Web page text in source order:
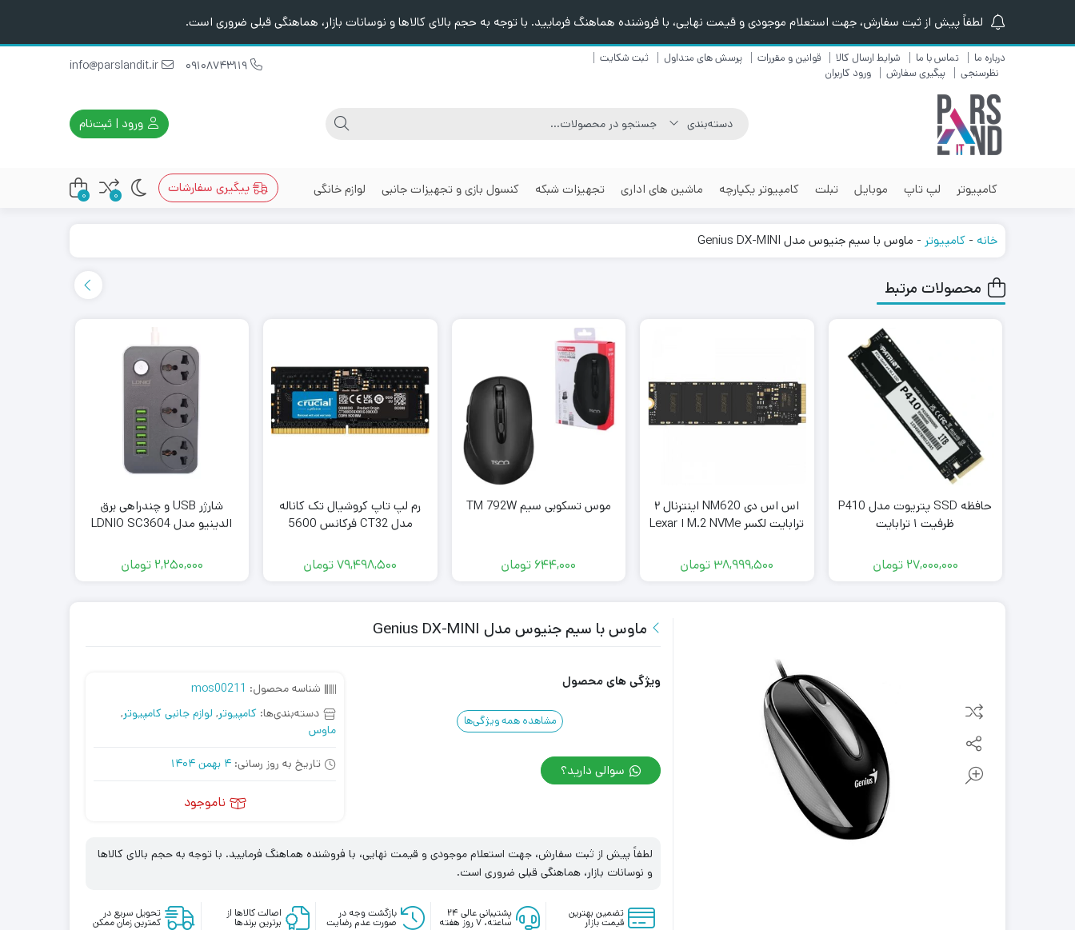
لطفاً پیش از ثبت سفارش، جهت استعلام موجودی و قیمت نهایی، با فروشنده هماهنگ فرمایید. با توجه به حجم بالای کالاها و نوسانات بازار، هماهنگی قبلی ضروری است.
درباره ما تماس با ما شرایط ارسال کالا قوانین و مقررات پرسش های متداول
ثبت شکایت
نظرسنجی
پیگیری سفارش ورود کاربران
ورود | ثبت‌نام
کامپیوتر لپ تاپ موبایل تبلت کامپیوتر یکپارچه ماشین های اداری تجهیزات شبکه کنسول بازی و تجهیزات جانبی لوازم خانگی پیگیری سفارشات 0
0
خانه - کامپیوتر - ماوس با سیم جنیوس مدل Genius DX-MINI
محصولات مرتبط
حافظه SSD پتریوت مدل P410
ظرفیت ۱ ترابایت
27,000,000 تومان
اس اس دی NM620 اینترنال ۲
ترابایت لکسر M.2 NVMe ا Lexar
Internal SSD 5
38,999,500 تومان
موس تسکوبی سیم TM 792W
644,000 تومان
رم لپ تاپ کروشیال تک کاناله
مدل CT32 فرکانس 5600
ظرفیت 32 گیگابایت
79,498,500تومان
شارژر USB و چندراهی برق
الدینیو مدل LDNIO SC3604
2,250,000 تومان
ماوس با سیم جنیوس مدل Genius DX-MINI
ویژگی های محصول
مشاهده همه ویژگی‌ها
سوالی دارید؟
شناسه محصول: mos00211
دسته‌بندی‌ها: کامپیوتر, لوازم جانبی کامپیوتر,
ماوس
تاریخ به روز رسانی: 4 بهمن 1404
ناموجود
لطفاً پیش از ثبت سفارش، جهت استعلام موجودی و قیمت نهایی، با فروشنده هماهنگ فرمایید. با توجه به حجم بالای کالاها
و نوسانات بازار، هماهنگی قبلی ضروری است.
تضمین بهترین
قیمت بازار
پشتیبانی عالی ۲۴
ساعته، ۷ روز هفته
بازگشت وجه در
صورت عدم رضایت
اصالت کالاها از
برترین برندها
تحویل سریع در
کمترین زمان ممکن